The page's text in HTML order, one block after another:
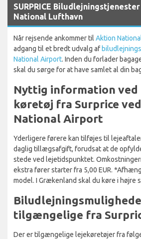
SURPRICE
National Lufthavn
Når rejsende ankommer til Aktion
adgang til et bredt udvalg af
National Airport. Inden du forlader
skal du sørge for at have samlet al din
Nyttig information ved
køretøj fra Surprice
National Airport
Yderligere førere kan tilføjes til
daglig tillægsafgift, forudsat at de
stede ved lejetidspunktet.
ekstra fører starter fra 5,00 EUR.
model. I Grækenland skal du køre i højre
tilgængelige fra
Der er tilgængelige lejekøretøjer fra